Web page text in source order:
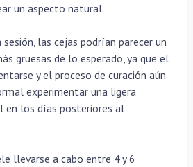
un aspecto natural.
las cejas podrían parecer un
gruesas de lo esperado, ya que el
y el proceso de curación aún
experimentar una ligera
en los días posteriores al
llevarse a cabo entre 4 y 6